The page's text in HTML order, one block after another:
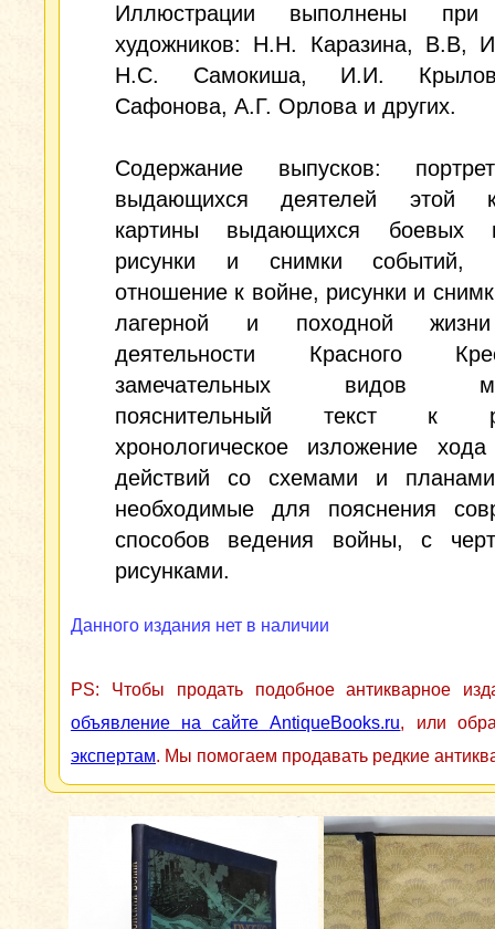
Иллюстрации выполнены при
художников: Н.Н. Каразина, В.В,
Н.С. Самокиша, И.И.
Сафонова, А.Г. Орлова и других.
Содержание выпусков:
выдающихся деятелей этой
картины выдающихся боевых
рисунки и снимки событий,
отношение к войне, рисунки и
лагерной и походной
деятельности Красного
замечательных видов
пояснительный текст к
хронологическое изложение
действий со схемами и
необходимые для пояснения
способов ведения войны, с
рисунками.
Данного издания нет в наличии
PS: Чтобы продать подобное антикварное
объявление на сайте AntiqueBooks.ru, или
экспертам. Мы помогаем продавать редкие